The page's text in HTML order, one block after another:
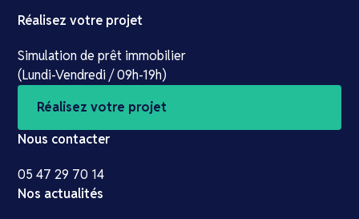
Réalisez votre projet
Simulation de prêt immobilier
(Lundi-Vendredi / 09h-19h)
Réalisez votre projet
Nous contacter
05 47 29 70 14
Nos actualités